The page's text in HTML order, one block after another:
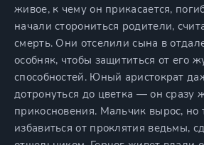
живое, к чему он прикасается,
начали сторониться родители,
смерть. Они отселили сына в
особняк, чтобы защититься от его
способностей. Юный аристократ
дотронуться до цветка — он сразу
прикосновения. Мальчик вырос, но
избавиться от проклятия ведьмы,